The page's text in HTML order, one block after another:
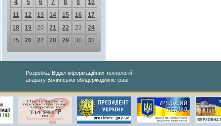
4
5 6 7 8 9
10
11
12 13 14 15 16
17
18
19 20 21 22 23
24
25
26 27 28 29 30 31
Розробка: Відділ інформаційних технологій
апарату Волинської облдержадміністрації